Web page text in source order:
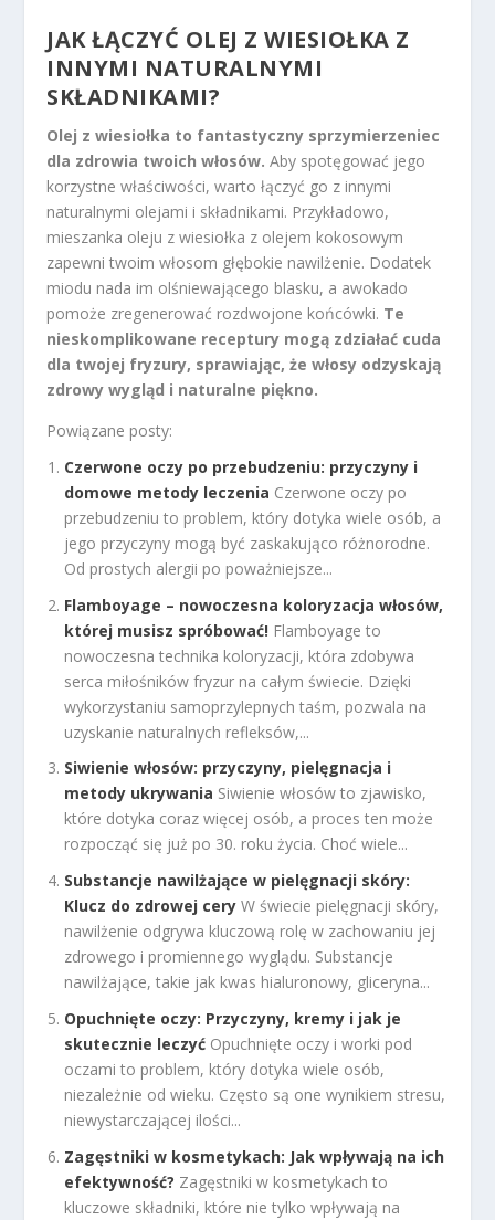
JAK ŁĄCZYĆ OLEJ Z WIESIOŁKA Z
INNYMI NATURALNYMI
SKŁADNIKAMI?
Olej z wiesiołka to fantastyczny sprzymierzeniec
dla zdrowia twoich włosów. Aby spotęgować jego
korzystne właściwości, warto łączyć go z innymi
naturalnymi olejami i składnikami. Przykładowo,
mieszanka oleju z wiesiołka z olejem kokosowym
zapewni twoim włosom głębokie nawilżenie. Dodatek
miodu nada im olśniewającego blasku, a awokado
pomoże zregenerować rozdwojone końcówki. Te
nieskomplikowane receptury mogą zdziałać cuda
dla twojej fryzury, sprawiając, że włosy odzyskają
zdrowy wygląd i naturalne piękno.
Powiązane posty:
Czerwone oczy po przebudzeniu: przyczyny i
domowe metody leczenia Czerwone oczy po
przebudzeniu to problem, który dotyka wiele osób, a
jego przyczyny mogą być zaskakująco różnorodne.
Od prostych alergii po poważniejsze...
Flamboyage – nowoczesna koloryzacja włosów,
której musisz spróbować! Flamboyage to
nowoczesna technika koloryzacji, która zdobywa
serca miłośników fryzur na całym świecie. Dzięki
wykorzystaniu samoprzylepnych taśm, pozwala na
uzyskanie naturalnych refleksów,...
Siwienie włosów: przyczyny, pielęgnacja i
metody ukrywania Siwienie włosów to zjawisko,
które dotyka coraz więcej osób, a proces ten może
rozpocząć się już po 30. roku życia. Choć wiele...
Substancje nawilżające w pielęgnacji skóry:
Klucz do zdrowej cery W świecie pielęgnacji skóry,
nawilżenie odgrywa kluczową rolę w zachowaniu jej
zdrowego i promiennego wyglądu. Substancje
nawilżające, takie jak kwas hialuronowy, gliceryna...
Opuchnięte oczy: Przyczyny, kremy i jak je
skutecznie leczyć Opuchnięte oczy i worki pod
oczami to problem, który dotyka wiele osób,
niezależnie od wieku. Często są one wynikiem stresu,
niewystarczającej ilości...
Zagęstniki w kosmetykach: Jak wpływają na ich
efektywność? Zagęstniki w kosmetykach to
kluczowe składniki, które nie tylko wpływają na